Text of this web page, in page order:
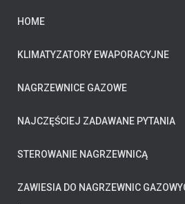
HOME
KLIMATYZATORY EWAPORACYJNE
NAGRZEWNICE GAZOWE
NAJCZĘŚCIEJ ZADAWANE PYTANIA
STEROWANIE NAGRZEWNICĄ
ZAWIESIA DO NAGRZEWNIC